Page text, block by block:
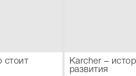
стоит
Karcher –
развития